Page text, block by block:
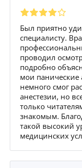
Был приятно
специалисту.
проводил
подробно
мои панические
немного смог
анестезии, но
только
знакомым.
такой высокий
медицинских